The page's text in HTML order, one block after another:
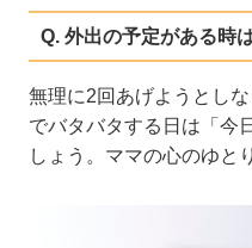
Q. 外出の予定がある時
無理に2回あげようとし
でバタバタする日は「今
しょう。ママの心のゆと